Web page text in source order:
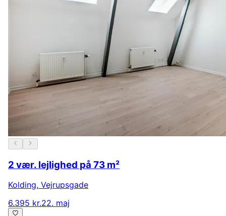
2 vær. lejlighed på 73 m²
Kolding, Vejrupsgade
6.395 kr.22. maj